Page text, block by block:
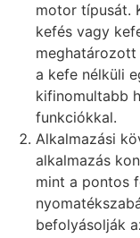
motor típusát.
kefés vagy
meghatározott
a kefe nélküli
kifinomultabb
funkciókkal.
Alkalmazási
alkalmazás
mint a pontos
befolyásolják